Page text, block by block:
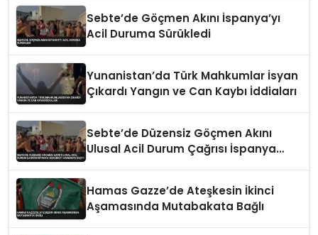
Sebte’de Göçmen Akını İspanya’yı
Acil Duruma Sürükledi
Yunanistan’da Türk Mahkumlar İsyan
Çıkardı Yangın ve Can Kaybı İddiaları
Sebte’de Düzensiz Göçmen Akını
Ulusal Acil Durum Çağrısı İspanya
Hamas Gazze’de Ateşkesin İkinci
Aşamasında Mutabakata Bağlı